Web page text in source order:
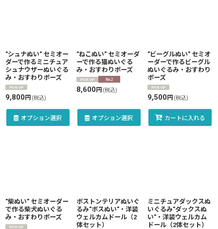
"シュナぬい" セミオー
ダーで作るミニチュア
シュナウザーぬいぐる
み・おすわりポーズ
9,800円 (税込)
オプション選択
"ねこぬい" セミオーダ
ーで作る猫ぬいぐる
み・おすわりポーズ
8,600円 (税込)
オプション選択
"ビーグルぬい" セミオ
ーダーで作るビーグル
ぬいぐるみ・おすわり
ポーズ
9,500円 (税込)
カートに入れる
"柴ぬい" セミオーダー
で作る柴犬ぬいぐる
み・おすわりポーズ
ボストンテリアぬいぐ
るみ"ボスぬい"・洋装
ウェルカムドール（2
体セット）
ミニチュアダックスぬ
いぐるみ"ダックスぬ
い"・洋装ウェルカム
ドール（2体セット）